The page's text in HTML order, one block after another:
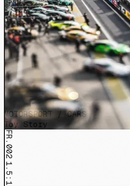
MOTORSPORT / CARS
Toy Story
FR.002
1.5:1